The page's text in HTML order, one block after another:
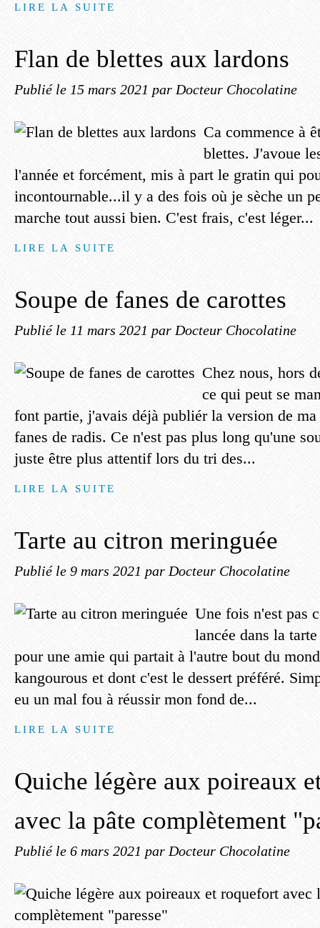
LIRE LA SUITE
Flan de blettes aux lardons
Publié le 15 mars 2021 par Docteur Chocolatine
Ca commence à
blettes. J'avoue
l'année et forcément, mis à part le gratin qui
incontournable...il y a des fois où je sèche un
marche tout aussi bien. C'est frais, c'est léger...
LIRE LA SUITE
Soupe de fanes de carottes
Publié le 11 mars 2021 par Docteur Chocolatine
Chez nous, hors
ce qui peut se
font partie, j'avais déjà publiér la version de ma
fanes de radis. Ce n'est pas plus long qu'une
juste être plus attentif lors du tri des...
LIRE LA SUITE
Tarte au citron meringuée
Publié le 9 mars 2021 par Docteur Chocolatine
Une fois n'est pas
lancée dans la
pour une amie qui partait à l'autre bout du
kangourous et dont c'est le dessert préféré.
eu un mal fou à réussir mon fond de...
LIRE LA SUITE
Quiche légère aux poireaux
avec la pâte complètement
Publié le 6 mars 2021 par Docteur Chocolatine